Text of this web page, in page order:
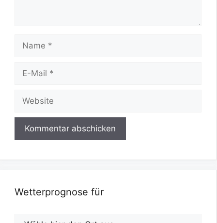
Name
Website
Wetterprognose für